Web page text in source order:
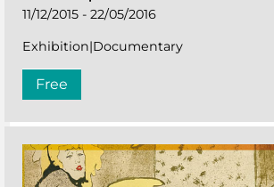
11/12/2015 - 22/05/2016
Exhibition|Documentary
Free